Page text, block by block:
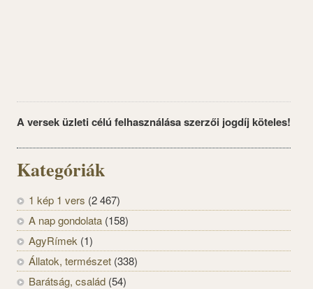
A versek üzleti célú felhasználása szerzői jogdíj köteles!
Kategóriák
1 kép 1 vers (2 467)
A nap gondolata (158)
AgyRímek (1)
Állatok, természet (338)
Barátság, család (54)